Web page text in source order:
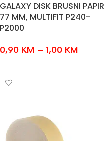
GALAXY DISK BRUSNI PAPIR
77 MM, MULTIFIT P240-
P2000
0,90 KM – 1,00 KM